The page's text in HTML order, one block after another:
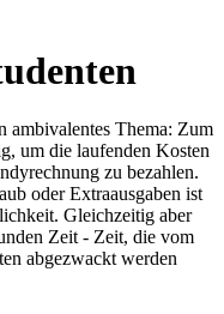
ambivalentes Thema: Zum
um die laufenden Kosten
zu bezahlen.
oder Extraausgaben ist
Gleichzeitig aber
Zeit - Zeit, die vom
abgezwackt werden